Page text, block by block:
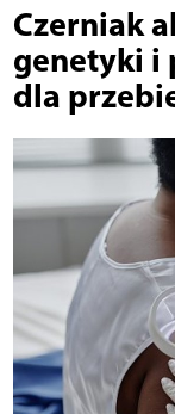
Czerniak
genetyki i
dla